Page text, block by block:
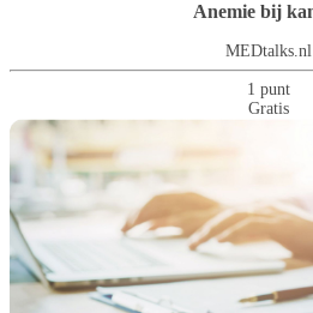
Anemie bij
MEDtalks.nl
1 punt
Gratis